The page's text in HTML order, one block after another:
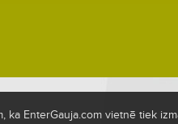
ka EnterGauja.com vietnē tiek